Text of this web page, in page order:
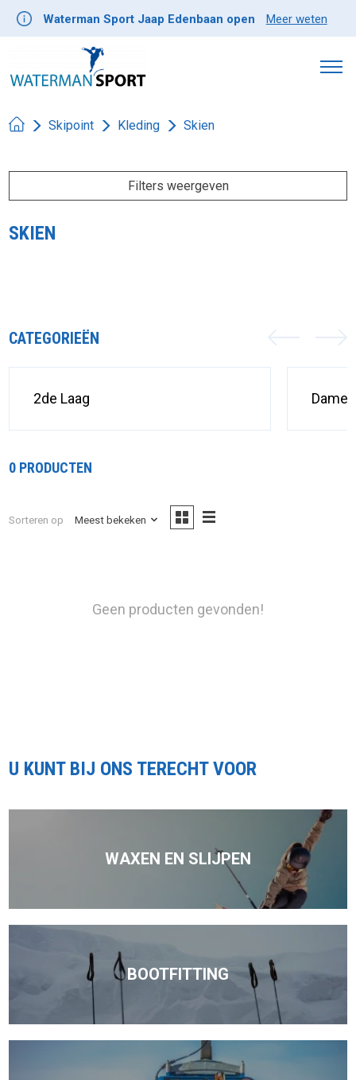
Waterman Sport Jaap Edenbaan open Meer weten
Skipoint Kleding Skien
Filters weergeven
SKIEN
CATEGORIEËN
2de Laag
0 PRODUCTEN
Sorteren op Meest bekeken
Geen producten gevonden!
U KUNT BIJ ONS TERECHT VOOR
WAXEN EN SLIJPEN
BOOTFITTING